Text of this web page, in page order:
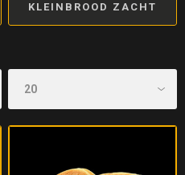
KLEINBROOD ZACHT